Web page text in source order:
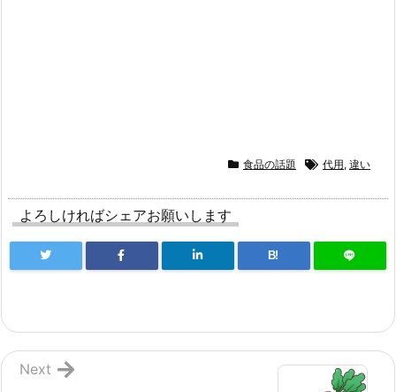
食品の話題 代用, 違い
よろしければシェアお願いします
B!
Next